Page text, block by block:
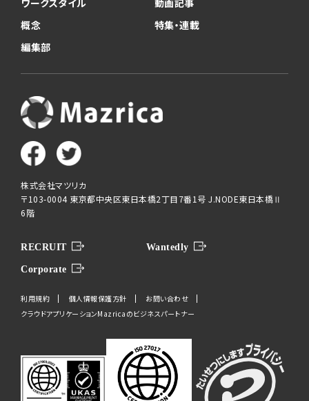
概念
特集・連載
編集部
株式会社マツリカ
〒103-0004 東京都中央区東日本橋2丁目7番1号 J.NODE東日本橋Ⅱ
6階
RECRUIT Wantedly
Corporate
利用規約 個人情報保護方針
お問い合わせ
クラウドアプリケーションMazricaのビジネスパートナー